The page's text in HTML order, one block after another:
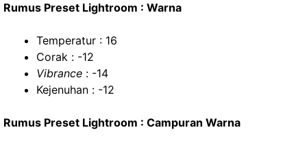
Rumus Preset Lightroom : Warna
Temperatur : 16
Corak : -12
Vibrance : -14
Kejenuhan : -12
Rumus Preset Lightroom : Campuran Warna